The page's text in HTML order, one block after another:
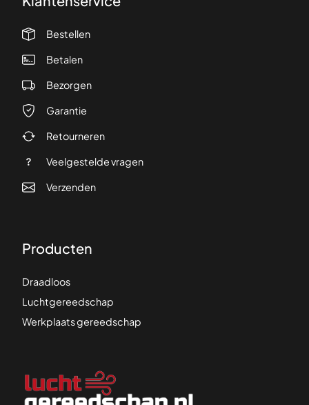
Bestellen
Betalen
Bezorgen
Garantie
Retourneren
Veelgestelde vragen
Verzenden
Producten
Draadloos
Luchtgereedschap
Werkplaats gereedschap